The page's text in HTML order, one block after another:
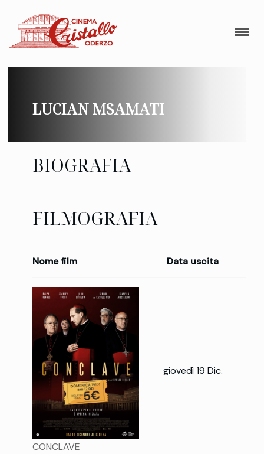
LUCIAN MSAMATI
BIOGRAFIA
FILMOGRAFIA
Nome film Data uscita
CONCLAVE
giovedì 19 Dic.